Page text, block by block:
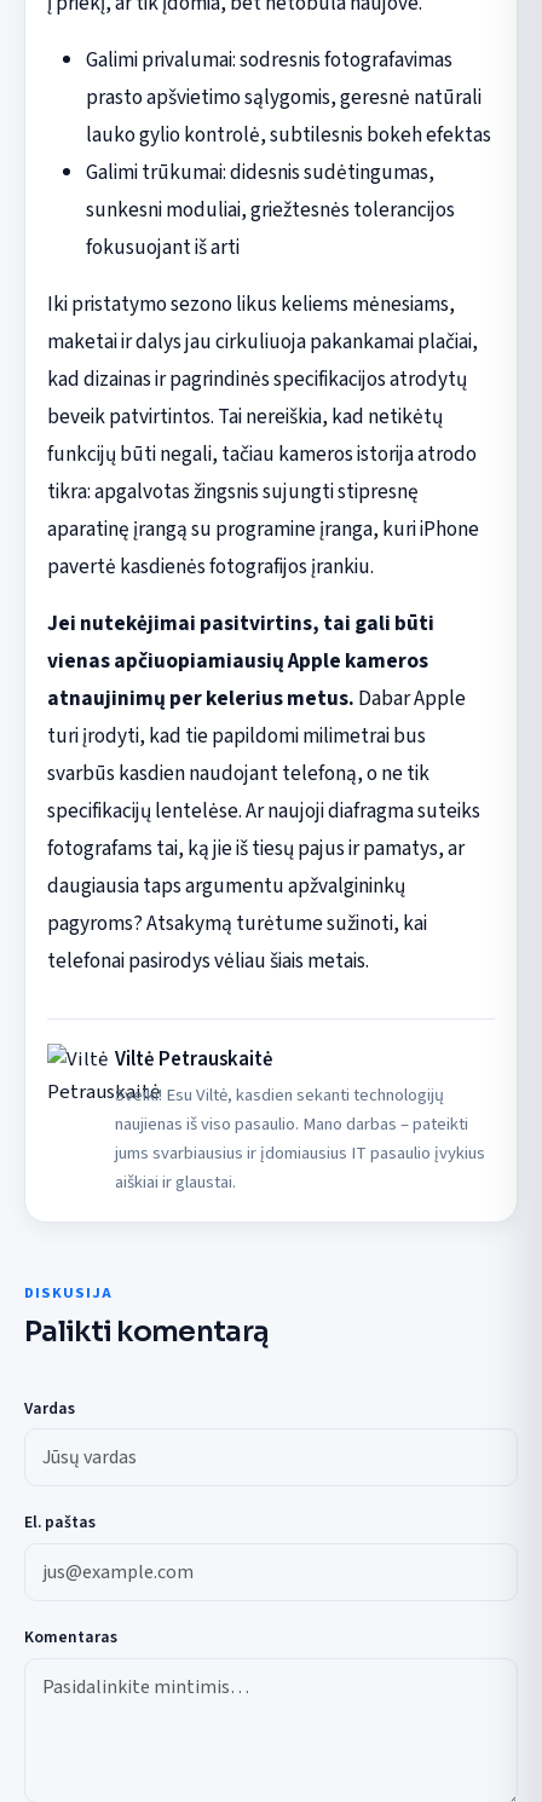
Galimi privalumai: sodresnis fotografavimas
prasto apšvietimo sąlygomis, geresnė natūrali
lauko gylio kontrolė, subtilesnis bokeh efektas
Galimi trūkumai: didesnis sudėtingumas,
sunkesni moduliai, griežtesnės tolerancijos
fokusuojant iš arti
Iki pristatymo sezono likus keliems mėnesiams,
maketai ir dalys jau cirkuliuoja pakankamai plačiai,
kad dizainas ir pagrindinės specifikacijos atrodytų
beveik patvirtintos. Tai nereiškia, kad netikėtų
funkcijų būti negali, tačiau kameros istorija atrodo
tikra: apgalvotas žingsnis sujungti stipresnę
aparatinę įrangą su programine įranga, kuri iPhone
pavertė kasdienės fotografijos įrankiu.
Jei nutekėjimai pasitvirtins, tai gali būti
vienas apčiuopiamiausių Apple kameros
atnaujinimų per kelerius metus. Dabar Apple
turi įrodyti, kad tie papildomi milimetrai bus
svarbūs kasdien naudojant telefoną, o ne tik
specifikacijų lentelėse. Ar naujoji diafragma suteiks
fotografams tai, ką jie iš tiesų pajus ir pamatys, ar
daugiausia taps argumentu apžvalgininkų
pagyroms? Atsakymą turėtume sužinoti, kai
telefonai pasirodys vėliau šiais metais.
Viltė Petrauskaitė
Sveiki! Esu Viltė, kasdien sekanti technologijų
naujienas iš viso pasaulio. Mano darbas – pateikti
jums svarbiausius ir įdomiausius IT pasaulio įvykius
aiškiai ir glaustai.
DISKUSIJA
Palikti komentarą
Vardas
El. paštas
Komentaras